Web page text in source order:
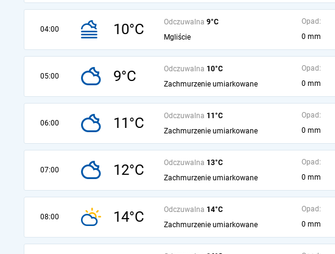
04:00 10°C Odczuwalna 9°C
Mgliście
Opad:
0 mm
05:00 9°C Odczuwalna 10°C
Zachmurzenie umiarkowane
Opad:
0 mm
06:00 11°C Odczuwalna 11°C
Zachmurzenie umiarkowane
Opad:
0 mm
07:00 12°C Odczuwalna 13°C
Zachmurzenie umiarkowane
Opad:
0 mm
08:00 14°C Odczuwalna 14°C
Zachmurzenie umiarkowane
Opad:
0 mm